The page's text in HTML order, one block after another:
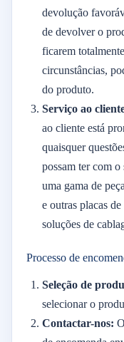
devolução
de devolver o
ficarem
circunstâncias,
do produto.
Serviço ao
ao cliente está
quaisquer
possam ter com
uma gama de
e outras placas
soluções de
Processo de
Seleção de
selecionar o
Contactar-nos: